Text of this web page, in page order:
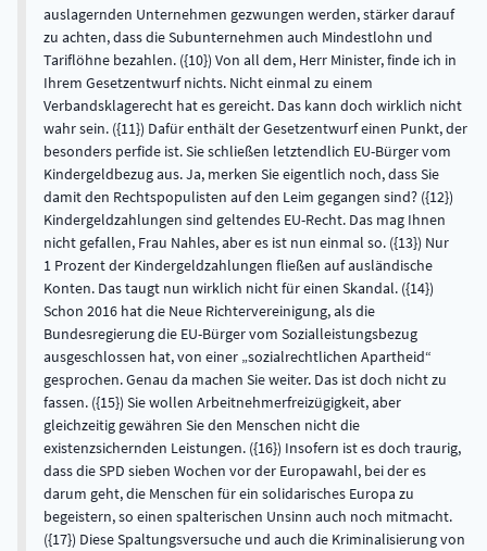
auslagernden Unternehmen gezwungen werden, stärker darauf
zu achten, dass die Subunternehmen auch Mindestlohn und
Tariflöhne bezahlen. ({10}) Von all dem, Herr Minister, finde ich in
Ihrem Gesetzentwurf nichts. Nicht einmal zu einem
Verbandsklagerecht hat es gereicht. Das kann doch wirklich nicht
wahr sein. ({11}) Dafür enthält der Gesetzentwurf einen Punkt, der
besonders perfide ist. Sie schließen letztendlich EU-Bürger vom
Kindergeldbezug aus. Ja, merken Sie eigentlich noch, dass Sie
damit den Rechtspopulisten auf den Leim gegangen sind? ({12})
Kindergeldzahlungen sind geltendes EU-Recht. Das mag Ihnen
nicht gefallen, Frau Nahles, aber es ist nun einmal so. ({13}) Nur
1 Prozent der Kindergeldzahlungen fließen auf ausländische
Konten. Das taugt nun wirklich nicht für einen Skandal. ({14})
Schon 2016 hat die Neue Richtervereinigung, als die
Bundesregierung die EU-Bürger vom Sozialleistungsbezug
ausgeschlossen hat, von einer „sozialrechtlichen Apartheid“
gesprochen. Genau da machen Sie weiter. Das ist doch nicht zu
fassen. ({15}) Sie wollen Arbeitnehmerfreizügigkeit, aber
gleichzeitig gewähren Sie den Menschen nicht die
existenzsichernden Leistungen. ({16}) Insofern ist es doch traurig,
dass die SPD sieben Wochen vor der Europawahl, bei der es
darum geht, die Menschen für ein solidarisches Europa zu
begeistern, so einen spalterischen Unsinn auch noch mitmacht.
({17}) Diese Spaltungsversuche und auch die Kriminalisierung von